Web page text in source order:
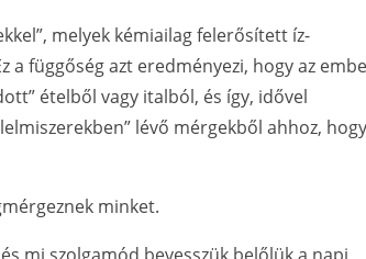
melyek kémiailag felerősített íz-
a függőség azt eredményezi, hogy az
ételből vagy italból, és így, idővel
lévő mérgekből ahhoz, hogy
minket.